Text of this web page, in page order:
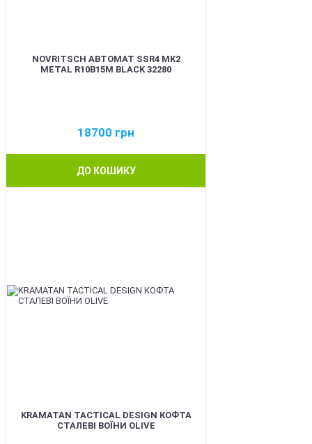
NOVRITSCH АВТОМАТ SSR4 MK2
METAL R10B15M BLACK 32280
18700 грн
ДО КОШИКУ
KRAMATAN TACTICAL DESIGN КОФТА
СТАЛЕВІ ВОЇНИ OLIVE